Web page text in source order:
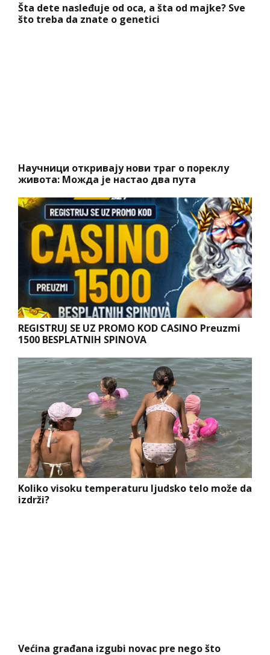
Šta dete nasleđuje od oca, a šta od majke? Sve
što treba da znate o genetici
Научници откривају нови траг о пореклу
живота: Можда је настао два пута
REGISTRUJ SE UZ PROMO KOD CASINO Preuzmi
1500 BESPLATNIH SPINOVA
Koliko visoku temperaturu ljudsko telo može da
izdrži?
Većina građana izgubi novac pre nego što